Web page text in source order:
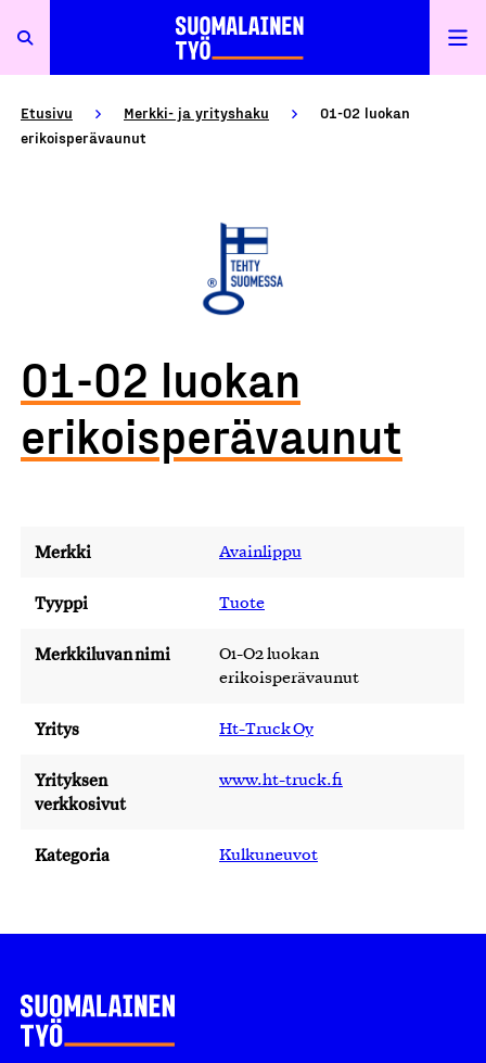
Etusivu Merkki- ja yrityshaku
O1-O2 luokan
erikoisperävaunut
O1-O2 luokan
erikoisperävaunut
Merkki Avainlippu
Tyyppi Tuote
Merkkiluvan nimi
O1-O2 luokan
erikoisperävaunut
Yritys Ht-Truck Oy
Yrityksen
verkkosivut
www.ht-truck.fi
Kategoria Kulkuneuvot